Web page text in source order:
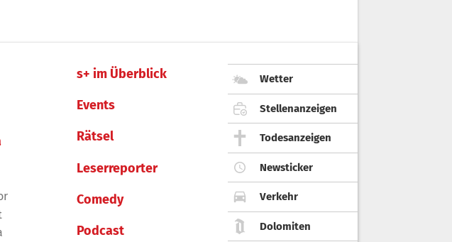
s+ im Überblick
Events
Rätsel
Leserreporter
Comedy
Podcast
Wetter
Stellenanzeigen
Todesanzeigen
Newsticker
Verkehr
Dolomiten